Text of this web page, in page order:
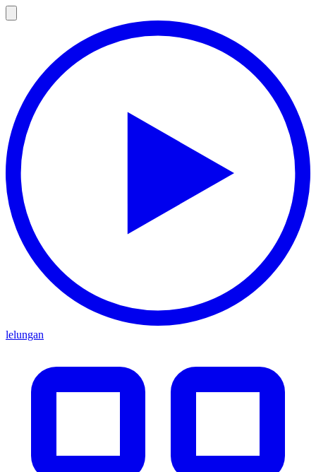
lelungan